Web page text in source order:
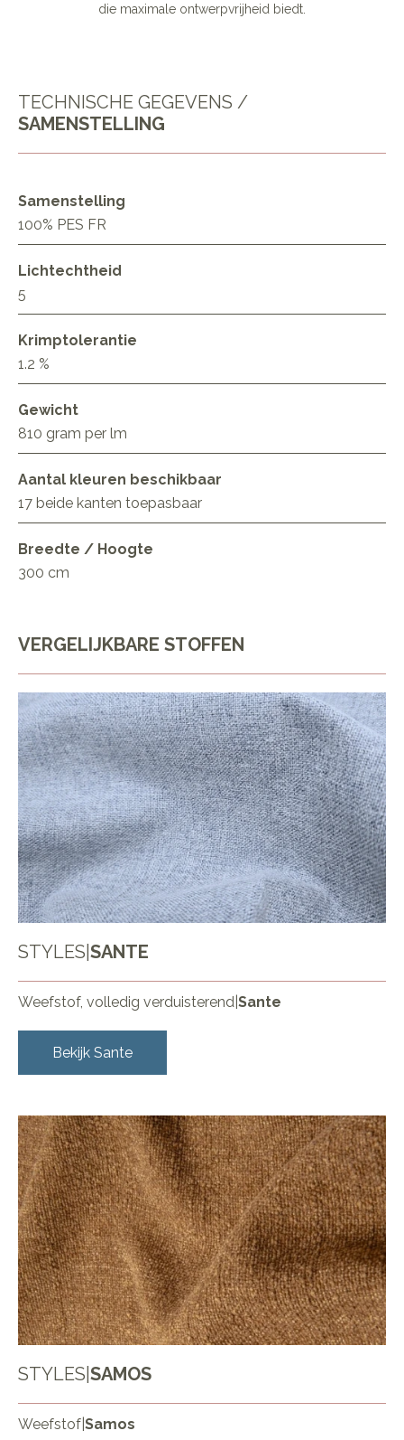
die maximale ontwerpvrijheid biedt.
TECHNISCHE GEGEVENS /
SAMENSTELLING
Samenstelling
100% PES FR
Lichtechtheid
5
Krimptolerantie
1.2 %
Gewicht
810 gram per lm
Aantal kleuren beschikbaar
17 beide kanten toepasbaar
Breedte / Hoogte
300 cm
VERGELIJKBARE STOFFEN
STYLES SANTE
Weefstof, volledig verduisterend Sante
Bekijk Sante
STYLES SAMOS
Weefstof Samos